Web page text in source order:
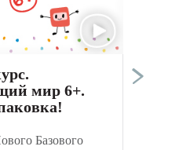
мир 6+.
Базового